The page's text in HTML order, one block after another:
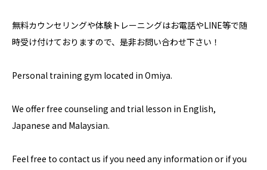
無料カウンセリングや体験トレーニングはお電話やLINE等で随
時受け付けておりますので、是非お問い合わせ下さい！
Personal training gym located in Omiya.
We offer free counseling and trial lesson in English,
Japanese and Malaysian.
Feel free to contact us if you need any information or if you